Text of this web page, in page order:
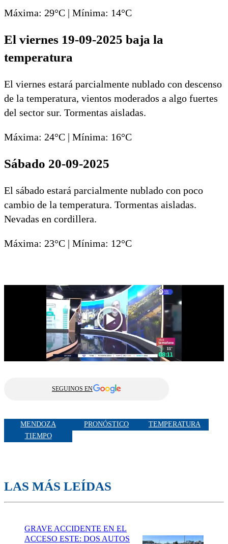
Máxima: 29°C | Mínima: 14°C
El viernes 19-09-2025 baja la
temperatura
El viernes estará parcialmente nublado con descenso
de la temperatura, vientos moderados a algo fuertes
del sector sur. Tormentas aisladas.
Máxima: 24°C | Mínima: 16°C
Sábado 20-09-2025
El sábado estará parcialmente nublado con poco
cambio de la temperatura. Tormentas aisladas.
Nevadas en cordillera.
Máxima: 23°C | Mínima: 12°C
SEGUINOS EN
MENDOZA PRONÓSTICO
TEMPERATURA
TIEMPO
LAS MÁS LEÍDAS
GRAVE ACCIDENTE EN EL
ACCESO ESTE: DOS AUTOS